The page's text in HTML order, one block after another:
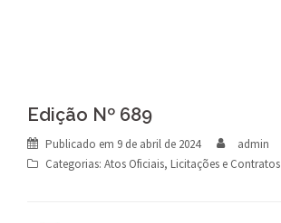
Edição Nº 689
Publicado em 9 de abril de 2024
admin
Categorias: Atos Oficiais, Licitações e Contratos